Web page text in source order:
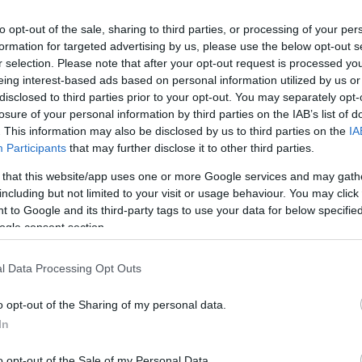
opt-out of the sale, sharing to third parties, or processing of your
for targeted advertising by us, please use the below opt-out
selection. Please note that after your opt-out request is processed
interest-based ads based on personal information utilized by us
to third parties prior to your opt-out. You may separately
of your personal information by third parties on the IAB’s list of
This information may also be disclosed by us to third parties on the
Participants that may further disclose it to other third parties.
that this website/app uses one or more Google services and may
but not limited to your visit or usage behaviour. You may
to Google and its third-party tags to use your data for below
consent section.
Data Processing Opt Outs
opt-out of the Sharing of my personal data.
συγγραφέας αστυνομικών
έγινε η... σκιά των αξιωματικών του 11ου ορόφου
να ερευνήσει και να αποτυπώσει στο χαρτί πέντε
συγκλόνισαν
Αλεξάνδρας 173» από τον
Γιαννίση
μυθιστόρημα από τις εκδόσεις «Διόπτρα»